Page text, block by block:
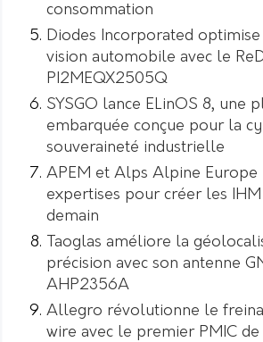
consommation
Diodes Incorporated
vision automobile avec le
PI2MEQX2505Q
SYSGO lance ELinOS 8, une
embarquée conçue pour la
souveraineté industrielle
APEM et Alps Alpine Europe
expertises pour créer les
demain
Taoglas améliore la
précision avec son antenne
AHP2356A
Allegro révolutionne le
wire avec le premier PMIC de